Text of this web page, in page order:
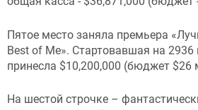
Пятое место заняла премьера
Best of Me». Стартовавшая на
принесла $10,200,000 (бюджет $26
На шестой строчке –